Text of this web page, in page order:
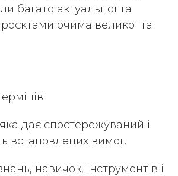
багато актуальної та
очима великої та
дає спостережуваний і
встановлених вимог.
навичок, інструментів і